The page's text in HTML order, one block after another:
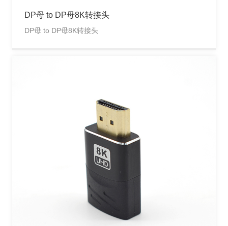
DP母 to DP母8K转接头
DP母 to DP母8K转接头